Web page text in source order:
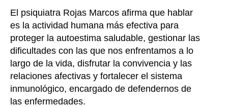
El psiquiatra Rojas Marcos afirma que hablar
es la actividad humana más efectiva para
proteger la autoestima saludable, gestionar las
dificultades con las que nos enfrentamos a lo
largo de la vida, disfrutar la convivencia y las
relaciones afectivas y fortalecer el sistema
inmunológico, encargado de defendernos de
las enfermedades.